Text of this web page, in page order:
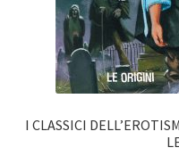
I CLASSICI